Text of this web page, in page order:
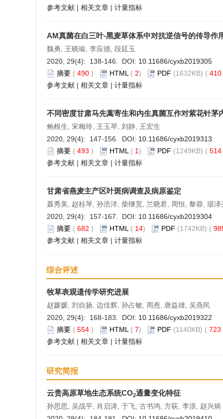
参考文献 | 相关文章 | 计量指标
AM真菌在白三叶-黑麦草体系中对抗逆信号的传导作
魏勇, 王晓瑜, 李应德, 段廷玉
2020, 29(4): 138-146. DOI: 10.11686/cyxb2019305
摘要 ( 490 ) HTML ( 2) PDF (1632KB) ( 410
参考文献 | 相关文章 | 计量指标
不同密度甘肃马先蒿寄生和内生真菌互作对紫花针茅
鲍根生, 宋梅玲, 王玉琴, 刘静, 王宏生
2020, 29(4): 147-156. DOI: 10.11686/cyxb2019313
摘要 ( 493 ) HTML ( 1) PDF (1249KB) ( 514
参考文献 | 相关文章 | 计量指标
甘肃省燕麦主产区叶斑病调查及病原鉴定
聂秀美, 赵桂琴, 孙浩洋, 柴继宽, 兰晓君, 周恒, 黎蓉, 琚
2020, 29(4): 157-167. DOI: 10.11686/cyxb2019304
摘要 ( 682 ) HTML ( 14) PDF (1742KB) (
参考文献 | 相关文章 | 计量指标
综合评述
牧草表观遗传学研究进展
赵媛媛, 刘自扬, 边佳辉, 孙占敏, 周焘, 唐益雄, 吴燕民
2020, 29(4): 168-183. DOI: 10.11686/cyxb2019322
摘要 ( 554 ) HTML ( 7) PDF (1140KB) ( 723
参考文献 | 相关文章 | 计量指标
研究简报
云贵高原草地生态系统CO2通量变化特征
孙思思, 吴战平, 肖启涛, 于飞, 古书鸿, 方荻, 李浪, 赵兴炳